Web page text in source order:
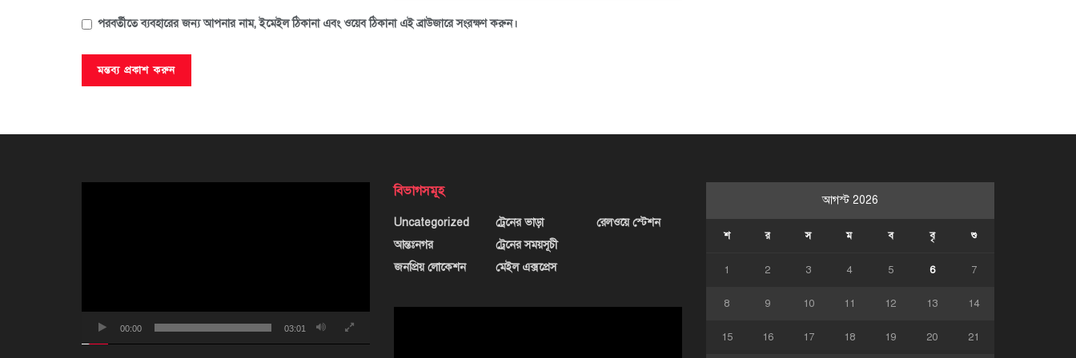
পরবর্তীতে ব্যবহারের জন্য আপনার নাম, ইমেইল ঠিকানা এবং ওয়েব ঠিকানা এই ব্রাউজারে সংরক্ষণ করুন।
00:00 03:01
বিভাগসমূহ
Uncategorized
আন্তঃনগর
জনপ্রিয় লোকেশন
ট্রেনের ভাড়া
ট্রেনের সময়সূচী
মেইল এক্সপ্রেস
রেলওয়ে স্টেশন
আগস্ট 2026
শ র স ম ব বৃ শু
1 2 3 4 5 6 7
8 9 10 11 12 13 14
15 16 17 18 19 20 21